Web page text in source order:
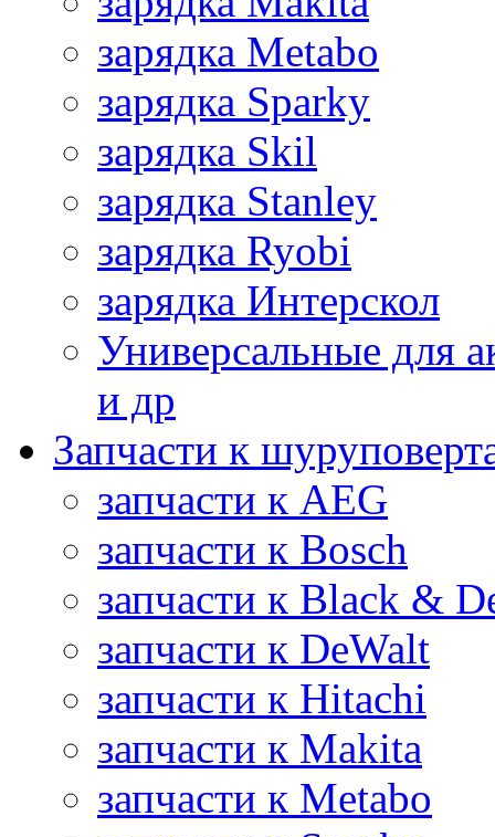
зарядка Metabo
зарядка Sparky
зарядка Skil
зарядка Stanley
зарядка Ryobi
зарядка Интерскол
Универсальные для
и др
Запчасти к
запчасти к AEG
запчасти к Bosch
запчасти к Black &
запчасти к DeWalt
запчасти к Hitachi
запчасти к Makita
запчасти к Metabo